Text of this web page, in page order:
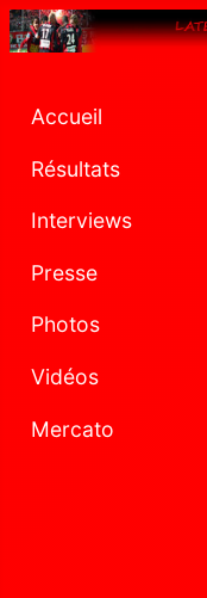
Accueil
Résultats
Interviews
Presse
Photos
Vidéos
Mercato